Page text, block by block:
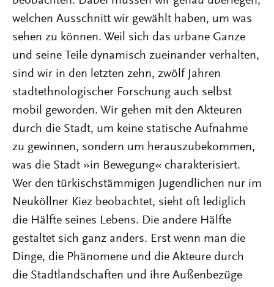
welchen Ausschnitt wir gewählt haben, um was
sehen zu können. Weil sich das urbane Ganze
und seine Teile dynamisch zueinander verhalten,
sind wir in den letzten zehn, zwölf Jahren
stadtethnologischer Forschung auch selbst
mobil geworden. Wir gehen mit den Akteuren
durch die Stadt, um keine statische Aufnahme
zu gewinnen, sondern um herauszubekommen,
was die Stadt »in Bewegung« charakterisiert.
Wer den türkischstämmigen Jugendlichen nur im
Neuköllner Kiez beobachtet, sieht oft lediglich
die Hälfte seines Lebens. Die andere Hälfte
gestaltet sich ganz anders. Erst wenn man die
Dinge, die Phänomene und die Akteure durch
die Stadtlandschaften und ihre Außenbezüge